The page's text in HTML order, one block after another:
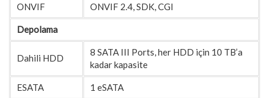
ONVIF ONVIF 2.4, SDK, CGI
Depolama
Dahili HDD
8 SATA III Ports, her HDD için 10 TB’a
kadar kapasite
ESATA 1 eSATA